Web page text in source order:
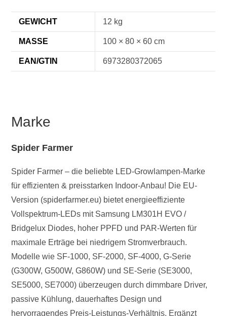
GEWICHT 12 kg
MASSE 100 × 80 × 60 cm
EAN/GTIN 6973280372065
Marke
Spider Farmer
Spider Farmer – die beliebte LED-Growlampen-Marke
für effizienten & preisstarken Indoor-Anbau! Die EU-
Version (spiderfarmer.eu) bietet energieeffiziente
Vollspektrum-LEDs mit Samsung LM301H EVO /
Bridgelux Diodes, hoher PPFD und PAR-Werten für
maximale Erträge bei niedrigem Stromverbrauch.
Modelle wie SF-1000, SF-2000, SF-4000, G-Serie
(G300W, G500W, G860W) und SE-Serie (SE3000,
SE5000, SE7000) überzeugen durch dimmbare Driver,
passive Kühlung, dauerhaftes Design und
hervorragendes Preis-Leistungs-Verhältnis. Ergänzt